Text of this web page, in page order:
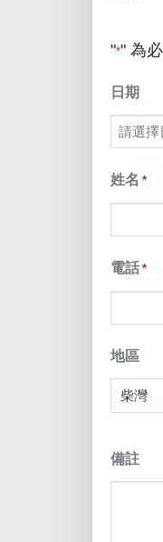
"*" 為
日期
MM
slash
YYYY
姓名 *
電話 *
地區
備註